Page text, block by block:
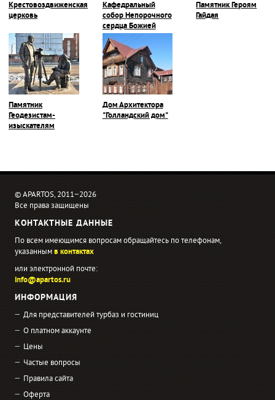
Крестовоздвиженская
церковь
Кафедральный
собор Непорочного
сердца Божией
матери
Памятник Героям
Гайдая
Памятник
Геодезистам-
изыскателям
Дом Архитектора
"Голландский дом"
© APARTOS, 2011−2026
Все права защищены
КОНТАКТНЫЕ ДАННЫЕ
По всем имеющимся вопросам обращайтесь по телефонам,
указаннымв контактах
или электронной почте:
info@apartos.ru
ИНФОРМАЦИЯ
Для представителей турбаз и гостиниц
О платном аккаунте
Цены
Частые вопросы
Правила сайта
Оферта